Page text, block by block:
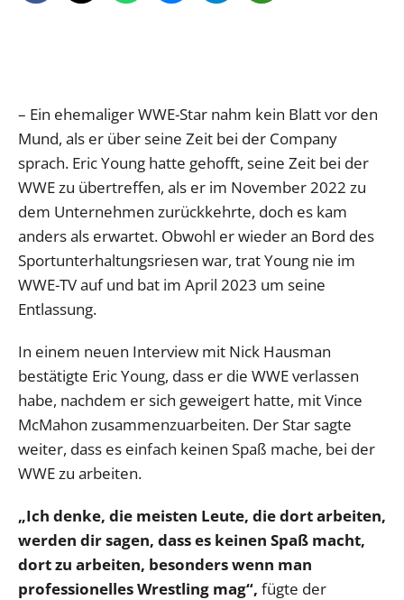
– Ein ehemaliger WWE-Star nahm kein Blatt vor den
Mund, als er über seine Zeit bei der Company
sprach. Eric Young hatte gehofft, seine Zeit bei der
WWE zu übertreffen, als er im November 2022 zu
dem Unternehmen zurückkehrte, doch es kam
anders als erwartet. Obwohl er wieder an Bord des
Sportunterhaltungsriesen war, trat Young nie im
WWE-TV auf und bat im April 2023 um seine
Entlassung.
In einem neuen Interview mit Nick Hausman
bestätigte Eric Young, dass er die WWE verlassen
habe, nachdem er sich geweigert hatte, mit Vince
McMahon zusammenzuarbeiten. Der Star sagte
weiter, dass es einfach keinen Spaß mache, bei der
WWE zu arbeiten.
„Ich denke, die meisten Leute, die dort arbeiten,
werden dir sagen, dass es keinen Spaß macht,
dort zu arbeiten, besonders wenn man
professionelles Wrestling mag“, fügte der